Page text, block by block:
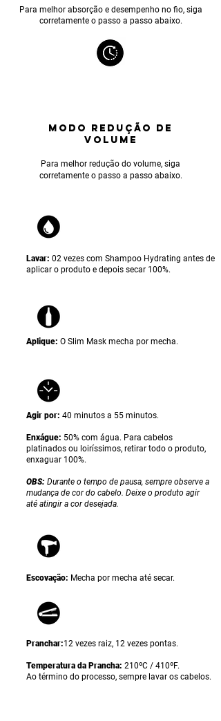
Para melhor absorção e desempenho no fio, siga
corretamente o passo a passo abaixo.
MODO REDUÇÃO DE
VOLUME
Para melhor redução do volume, siga
corretamente o passo a passo abaixo.
Lavar: 02 vezes com Shampoo Hydrating antes de
aplicar o produto e depois secar 100%.
Aplique: O Slim Mask mecha por mecha.
Agir por: 40 minutos a 55 minutos.
Enxágue: 50% com água. Para cabelos
platinados ou loiríssimos, retirar todo o produto,
enxaguar 100%.
OBS: Durante o tempo de pausa, sempre observe a
mudança de cor do cabelo. Deixe o produto agir
até atingir a cor desejada.
Escovação: Mecha por mecha até secar.
Pranchar:12 vezes raiz, 12 vezes pontas.
Temperatura da Prancha: 210ºC / 410ºF.
Ao término do processo, sempre lavar os cabelos.